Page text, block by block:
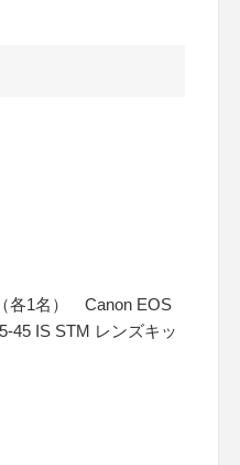
各1名） Canon EOS
45 IS STM レンズキッ